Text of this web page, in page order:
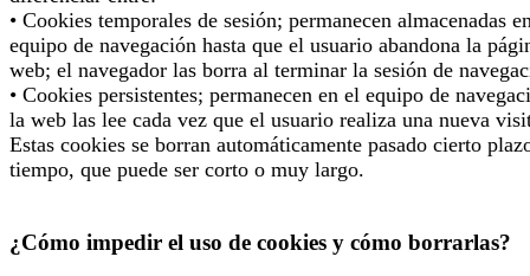
• Cookies temporales de sesión; permanecen almacenadas
equipo de navegación hasta que el usuario abandona la
web; el navegador las borra al terminar la sesión de
• Cookies persistentes; permanecen en el equipo de
la web las lee cada vez que el usuario realiza una nueva
Estas cookies se borran automáticamente pasado cierto
tiempo, que puede ser corto o muy largo.
¿Cómo impedir el uso de cookies y cómo borrarlas?